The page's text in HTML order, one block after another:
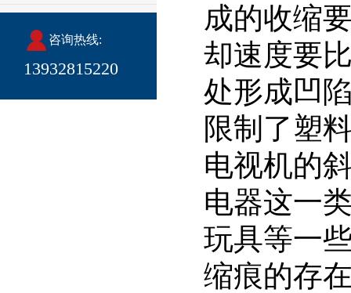
咨询热线:
13932815220
成的收缩
却速度要
处形成凹
限制了塑
电视机的
电器这一
玩具等一
缩痕的存